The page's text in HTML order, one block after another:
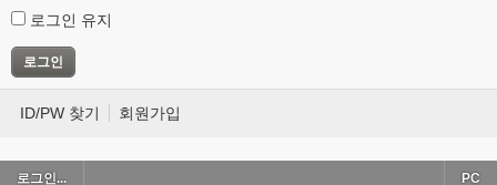
로그인 유지
ID/PW 찾기 회원가입
로그인... PC